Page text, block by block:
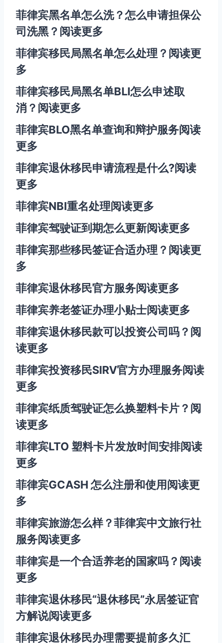
菲律宾黑名单怎么洗？怎么申请担保公
司洗黑？ 阅读更多
菲律宾移民局黑名单怎么处理？ 阅读更
多
菲律宾移民局黑名单BLI怎么申述取
消？ 阅读更多
菲律宾BLO黑名单查询和辩护服务阅读
更多
菲律宾退休移民申请流程是什么?阅读
更多
菲律宾NBI重名处理阅读更多
菲律宾驾驶证到期怎么更新阅读更多
菲律宾那些移民签证合适办理？ 阅读更
多
菲律宾退休移民官方服务阅读更多
菲律宾养老签证办理小贴士阅读更多
菲律宾退休移民款可以投资公司吗？ 阅
读更多
菲律宾投资移民SIRV官方办理服务阅读
更多
菲律宾纸质驾驶证怎么换塑料卡片？ 阅
读更多
菲律宾LTO 塑料卡片发放时间安排阅读
更多
菲律宾GCASH 怎么注册和使用阅读更
多
菲律宾旅游怎么样？菲律宾中文旅行社
服务阅读更多
菲律宾是一个合适养老的国家吗？ 阅读
更多
菲律宾退休移民“退休移民”永居签证官
方解说阅读更多
菲律宾退休移民办理需要提前多久汇